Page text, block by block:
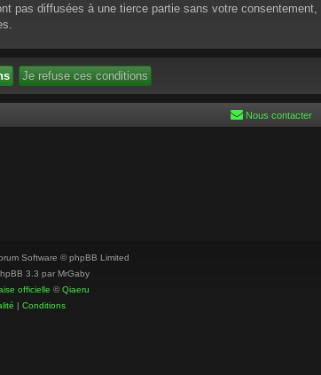
pas diffusées à une tierce partie sans votre
Nous contacter
Software © phpBB Limited
3.3 par MrGaby
officielle ©Qiaeru
| Conditions